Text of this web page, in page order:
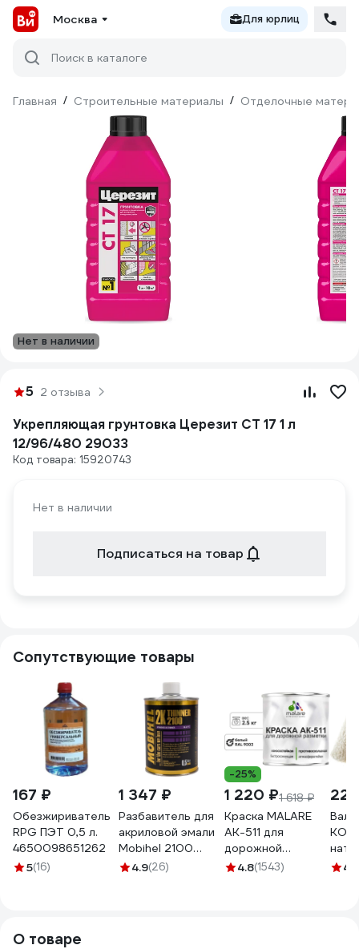
Москва Для юрлиц
Поиск в каталоге
Главная / Строительные материалы / Отделочные
Нет в наличии
5 2 отзыва
Укрепляющая грунтовка Церезит CT 17 1 л
12/96/480 29033
Код товара: 15920743
Нет в наличии
Подписаться на товар
Сопутствующие товары
167 ₽
Обезжириватель
RPG ПЭТ 0,5 л.
4650098651262
5(16)
1 347 ₽
Разбавитель для
акриловой эмали
Mobihel 2100
(банка; 500 мл)
4.9(26)
-25%
1 220 ₽1 618 ₽
Краска MALARE
АК-511 для
дорожной
разметки, белая
4.8(1543)
250
4.1
О товаре